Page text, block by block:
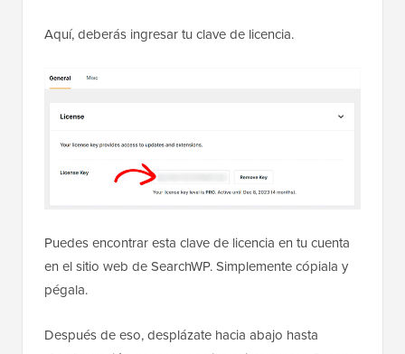
Aquí, deberás ingresar tu clave de licencia.
Puedes encontrar esta clave de licencia en tu cuenta
en el sitio web de SearchWP. Simplemente cópiala y
pégala.
Después de eso, desplázate hacia abajo hasta